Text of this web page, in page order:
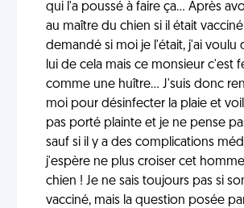
qui l'a poussé à faire ça... Après
au maître du chien si il était
demandé si moi je l'était, j'ai voulu
lui de cela mais ce monsieur c'est
comme une huître... J'suis donc
moi pour désinfecter la plaie et
pas porté plainte et je ne pense
sauf si il y a des complications
j'espère ne plus croiser cet
chien ! Je ne sais toujours pas si
vacciné, mais la question posée